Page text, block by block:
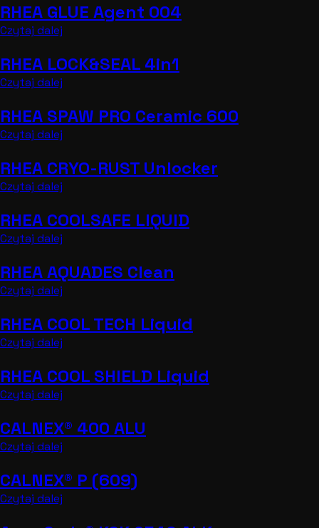
RHEA GLUE Agent 004
Czytaj dalej
RHEA LOCK&SEAL 4in1
Czytaj dalej
RHEA SPAW PRO Ceramic 600
Czytaj dalej
RHEA CRYO-RUST Unlocker
Czytaj dalej
RHEA COOLSAFE LIQUID
Czytaj dalej
RHEA AQUADES Clean
Czytaj dalej
RHEA COOL TECH Liquid
Czytaj dalej
RHEA COOL SHIELD Liquid
Czytaj dalej
CALNEX® 400 ALU
Czytaj dalej
CALNEX® P (609)
Czytaj dalej